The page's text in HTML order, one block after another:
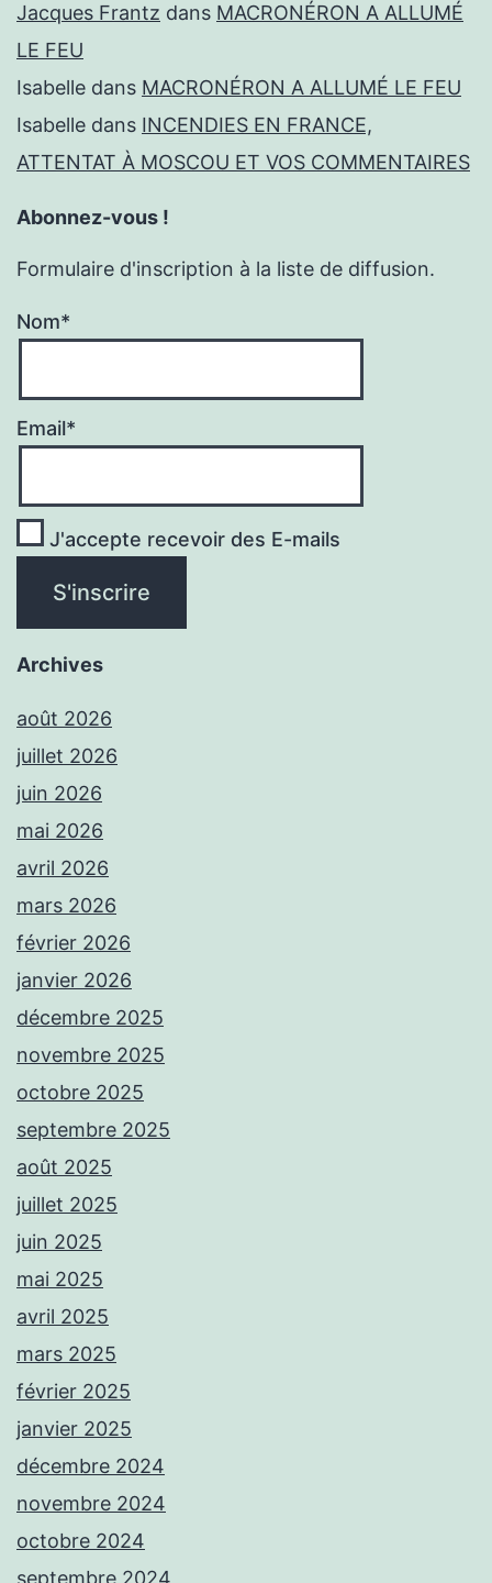
Jacques Frantz dans MACRONÉRON A ALLUMÉ
LE FEU
Isabelle dans MACRONÉRON A ALLUMÉ LE FEU
Isabelle dans INCENDIES EN FRANCE,
ATTENTAT À MOSCOU ET VOS COMMENTAIRES
Abonnez-vous !
Formulaire d'inscription à la liste de diffusion.
Nom*
Email*
J'accepte recevoir des E-mails
Archives
août 2026
juillet 2026
juin 2026
mai 2026
avril 2026
mars 2026
février 2026
janvier 2026
décembre 2025
novembre 2025
octobre 2025
septembre 2025
août 2025
juillet 2025
juin 2025
mai 2025
avril 2025
mars 2025
février 2025
janvier 2025
décembre 2024
novembre 2024
octobre 2024
septembre 2024